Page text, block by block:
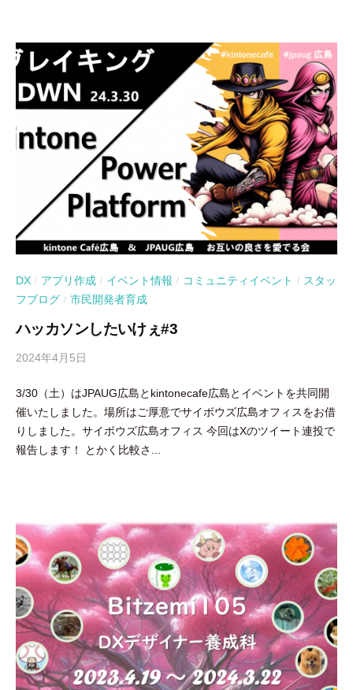
DX / アプリ作成 / イベント情報 / コミュニティイベント / スタッ
フブログ / 市民開発者育成
ハッカソンしたいけぇ#3
2024年4月5日
吉
田
豪
3/30（土）はJPAUG広島とkintonecafe広島とイベントを共同開
催いたしました。場所はご厚意でサイボウズ広島オフィスをお借
りしました。サイボウズ広島オフィス 今回はXのツイート連投で
報告します！ とかく比較さ...